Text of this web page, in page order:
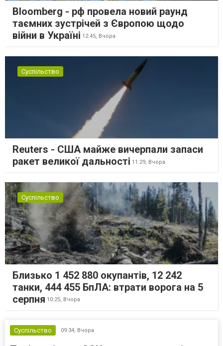
Bloomberg - рф провела новий раунд
таємних зустрічей з Європою щодо
війни в Україні 12:45, Вчора
Суспільство
Reuters - США майже вичерпали запаси
ракет великої дальності 11:29, Вчора
Суспільство
Близько 1 452 880 окупантів, 12 242
танки, 444 455 БпЛА: втрати ворога на 5
серпня 10:25, Вчора
Суспільство 09:34, Вчора